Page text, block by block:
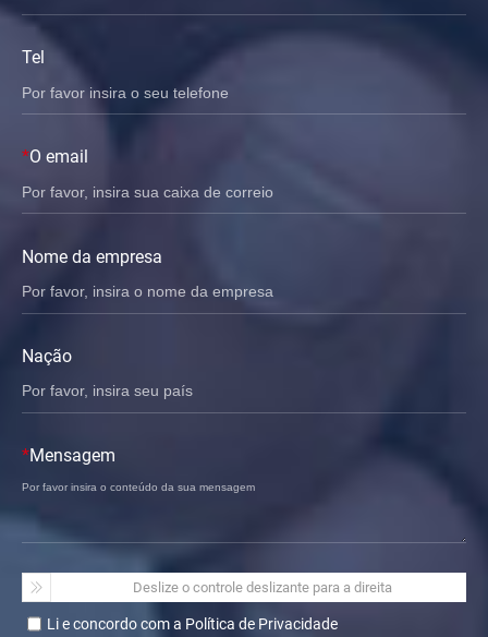
Tel
*O email
Nome da empresa
Nação
*Mensagem
Deslize o controle deslizante para a direita
Li e concordo com a Política de Privacidade